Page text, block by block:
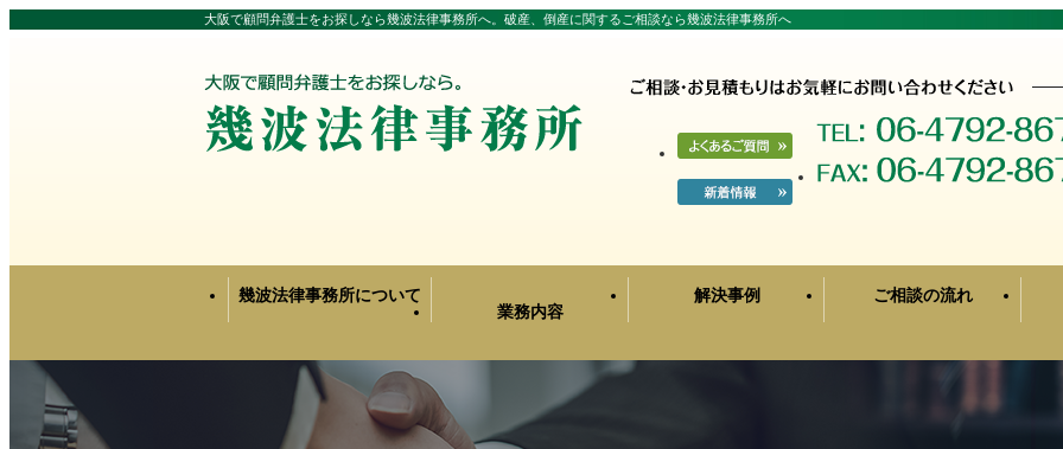
大阪で顧問弁護士をお探しなら幾波法律事務所へ。破産、倒産に関するご相談なら幾波法律事務所へ
幾波法律事務所について
業務内容
解決事例 ご相談の流れ